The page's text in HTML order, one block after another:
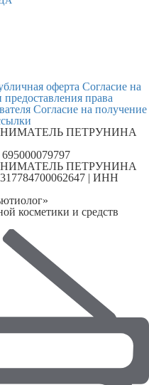
оферта Согласие на
права
Согласие на получение
ПЕТРУНИНА
ПЕТРУНИНА
| ИНН
косметики и средств